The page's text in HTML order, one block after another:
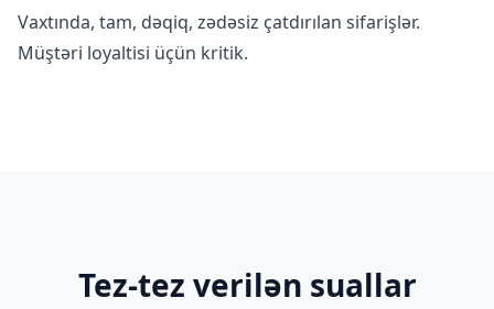
Vaxtında, tam, dəqiq, zədəsiz çatdırılan sifarişlər.
Müştəri loyaltisi üçün kritik.
Tez-tez verilən suallar